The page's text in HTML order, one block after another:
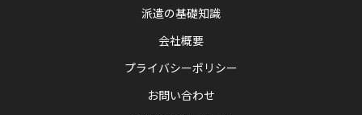
派遣の基礎知識
会社概要
プライバシーポリシー
お問い合わせ